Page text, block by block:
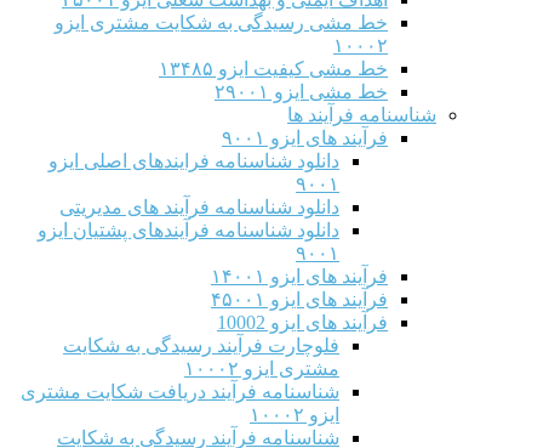
خط مشی رسیدگی به شکایت مشتری ایزو
۱۰۰۰۲
خط مشی کیفیت ایزو ۱۳۴۸۵
خط مشی ایزو ۲۹۰۰۱
شناسنامه فرآیند ها
فرآیند های ایزو ۹۰۰۱
دانلود شناسنامه فرایندهای اصلی ایزو
۹۰۰۱
دانلود شناسنامه فرآیند های مدیریتی
دانلود شناسنامه فرآیندهای پشتیان ایزو
۹۰۰۱
فرآیند های ایزو ۱۴۰۰۱
فرآیند های ایزو ۴۵۰۰۱
فرآیند های ایزو 10002
فلوچارت فرآیند رسیدگی به شکایت
مشتری ایزو ۱۰۰۰۲
شناسنامه فرآیند دریافت شکایت مشتری
ایزو ۱۰۰۰۲
شناسنامه فرآیند رسیدگی به شکایت